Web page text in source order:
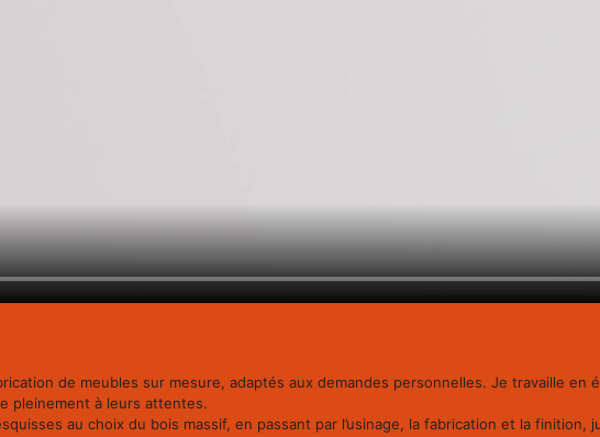
de meubles sur mesure, adaptés aux demandes personnelles. Je travaille en
pleinement à leurs attentes.
au choix du bois massif, en passant par l’usinage, la fabrication et la finition,